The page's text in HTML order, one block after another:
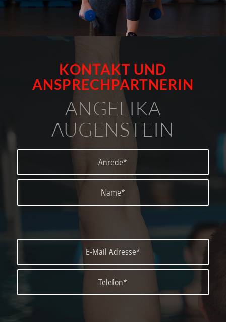
KONTAKT UND
ANSPRECHPARTNERIN
ANGELIKA
AUGENSTEIN